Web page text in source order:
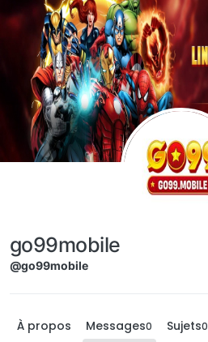
Aller directement au contenu
go99mobile
@go99mobile
À propos Messages0 Sujets0